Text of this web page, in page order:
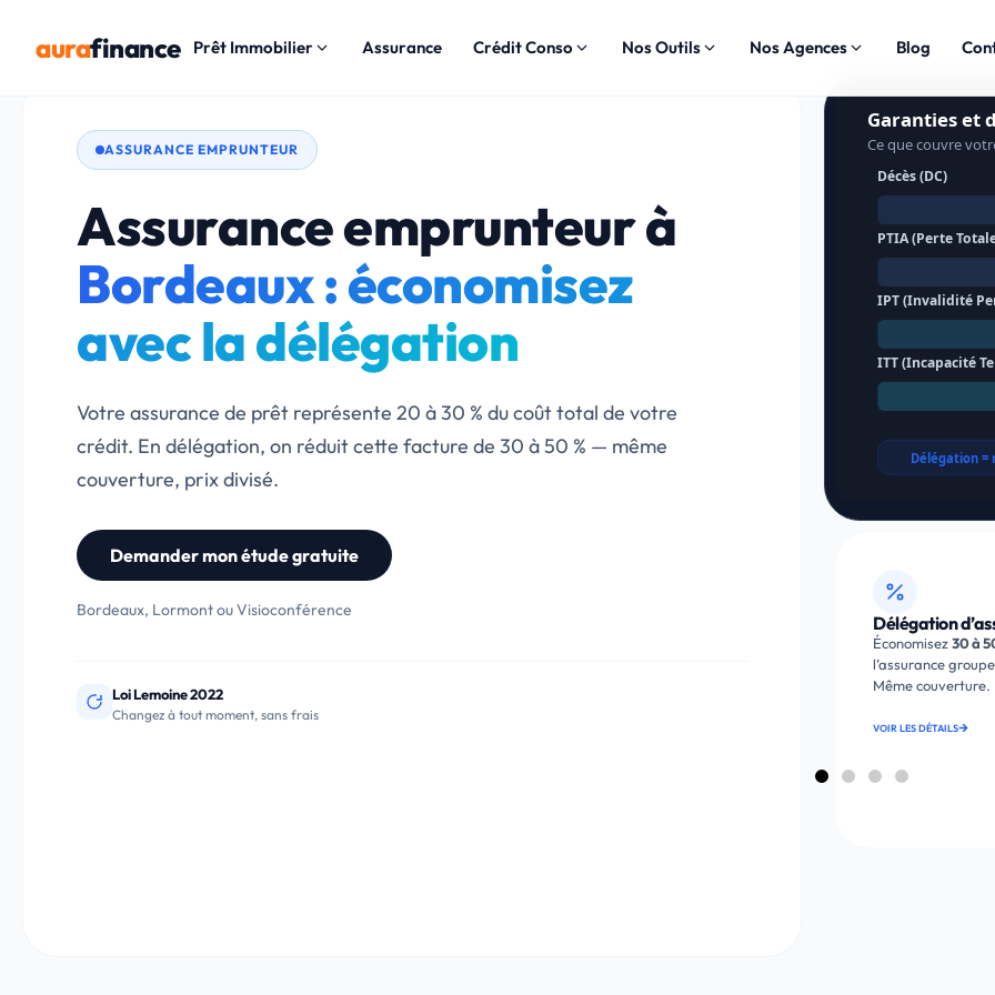
aurafinance Prêt Immobilier Assurance Crédit Conso Nos Outils Nos Agences Blog
ASSURANCE EMPRUNTEUR
Assurance emprunteur à
Bordeaux : économisez
avec la délégation
Votre assurance de prêt représente 20 à 30 % du coût total de votre
crédit. En délégation, on réduit cette facture de 30 à 50 % — même
couverture, prix divisé.
Demander mon étude gratuite
Bordeaux, Lormont ou Visioconférence
Loi Lemoine 2022
Changez à tout moment, sans frais
Délégation d’assurance
30 à 50 %par
l’assurance groupe de votre
Même couverture.